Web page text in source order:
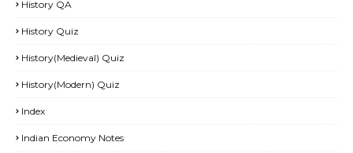
History QA
History Quiz
History(Medieval) Quiz
History(Modern) Quiz
Index
Indian Economy Notes